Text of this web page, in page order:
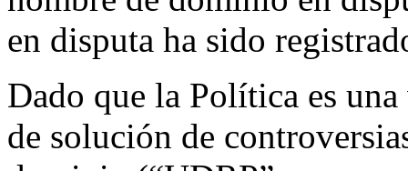
en disputa ha sido
Dado que la Política es
de solución de